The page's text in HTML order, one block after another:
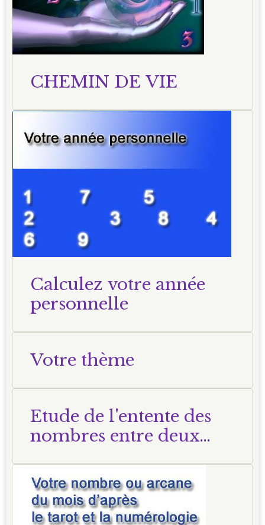
CHEMIN DE VIE
Calculez votre année
personnelle
Votre thème
Etude de l'entente des
nombres entre deux